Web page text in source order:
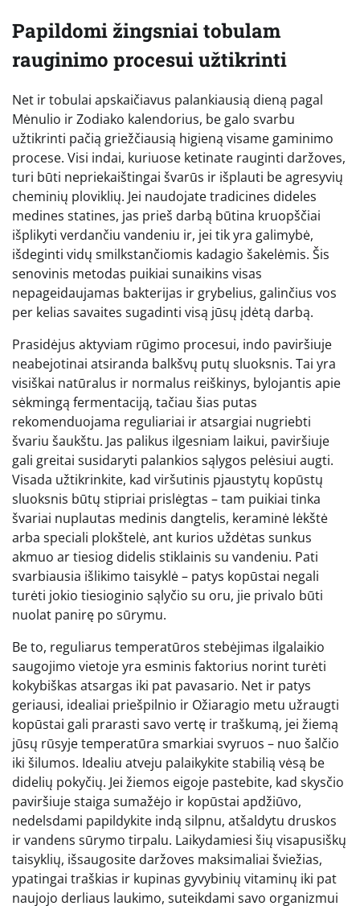
Papildomi žingsniai tobulam
rauginimo procesui užtikrinti
Net ir tobulai apskaičiavus palankiausią dieną pagal
Mėnulio ir Zodiako kalendorius, be galo svarbu
užtikrinti pačią griežčiausią higieną visame gaminimo
procese. Visi indai, kuriuose ketinate rauginti daržoves,
turi būti nepriekaištingai švarūs ir išplauti be agresyvių
cheminių ploviklių. Jei naudojate tradicines dideles
medines statines, jas prieš darbą būtina kruopščiai
išplikyti verdančiu vandeniu ir, jei tik yra galimybė,
išdeginti vidų smilkstančiomis kadagio šakelėmis. Šis
senovinis metodas puikiai sunaikins visas
nepageidaujamas bakterijas ir grybelius, galinčius vos
per kelias savaites sugadinti visą jūsų įdėtą darbą.
Prasidėjus aktyviam rūgimo procesui, indo paviršiuje
neabejotinai atsiranda balkšvų putų sluoksnis. Tai yra
visiškai natūralus ir normalus reiškinys, bylojantis apie
sėkmingą fermentaciją, tačiau šias putas
rekomenduojama reguliariai ir atsargiai nugriebti
švariu šaukštu. Jas palikus ilgesniam laikui, paviršiuje
gali greitai susidaryti palankios sąlygos pelėsiui augti.
Visada užtikrinkite, kad viršutinis pjaustytų kopūstų
sluoksnis būtų stipriai prislėgtas – tam puikiai tinka
švariai nuplautas medinis dangtelis, keraminė lėkštė
arba speciali plokštelė, ant kurios uždėtas sunkus
akmuo ar tiesiog didelis stiklainis su vandeniu. Pati
svarbiausia išlikimo taisyklė – patys kopūstai negali
turėti jokio tiesioginio sąlyčio su oru, jie privalo būti
nuolat panirę po sūrymu.
Be to, reguliarus temperatūros stebėjimas ilgalaikio
saugojimo vietoje yra esminis faktorius norint turėti
kokybiškas atsargas iki pat pavasario. Net ir patys
geriausi, idealiai priešpilnio ir Ožiaragio metu užraugti
kopūstai gali prarasti savo vertę ir traškumą, jei žiemą
jūsų rūsyje temperatūra smarkiai svyruos – nuo šalčio
iki šilumos. Idealiu atveju palaikykite stabilią vėsą be
didelių pokyčių. Jei žiemos eigoje pastebite, kad skysčio
paviršiuje staiga sumažėjo ir kopūstai apdžiūvo,
nedelsdami papildykite indą silpnu, atšaldytu druskos
ir vandens sūrymo tirpalu. Laikydamiesi šių visapusiškų
taisyklių, išsaugosite daržoves maksimaliai šviežias,
ypatingai traškias ir kupinas gyvybinių vitaminų iki pat
naujojo derliaus laukimo, suteikdami savo organizmui